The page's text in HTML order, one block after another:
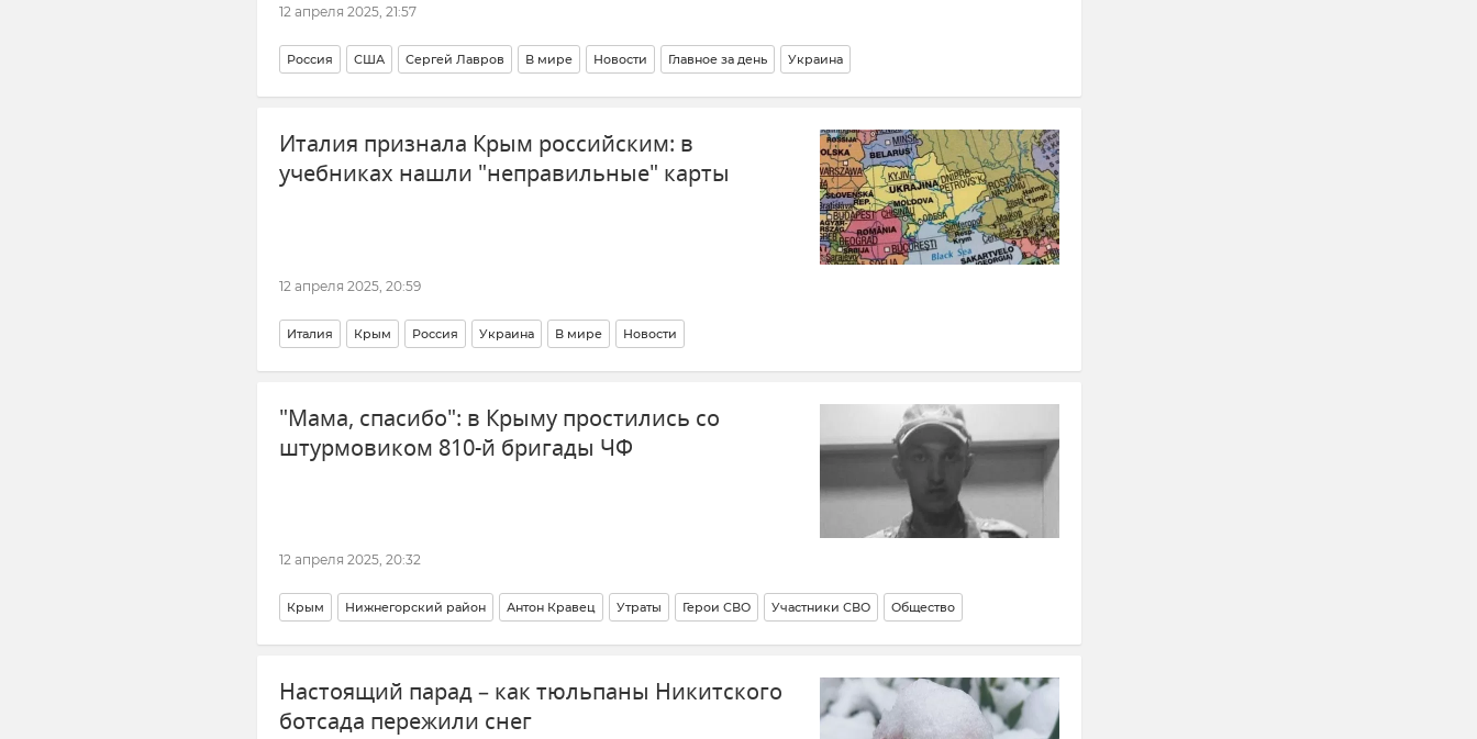
12 апреля 2025, 21:57
Россия США Сергей Лавров В мире Новости Главное за день Украина
Италия признала Крым российским: в
учебниках нашли "неправильные" карты
12 апреля 2025, 20:59
Италия Крым Россия Украина В мире Новости
"Мама, спасибо": в Крыму простились со
штурмовиком 810-й бригады ЧФ
12 апреля 2025, 20:32
Крым Нижнегорский район Антон Кравец Утраты Герои СВО Участники СВО Общество
Настоящий парад – как тюльпаны Никитского
ботсада пережили снег